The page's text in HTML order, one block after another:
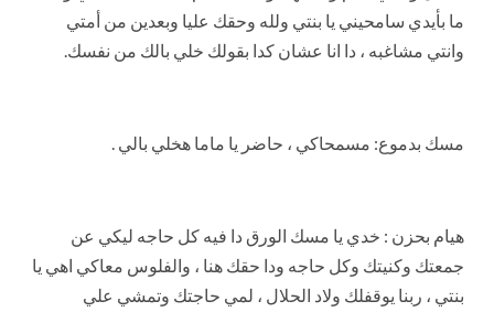
ما بأيدي سامحيني يا بنتي ولله وحقك عليا وبعدين من أمتي
وانتي مشاغبه ، دا انا عشان كدا بقولك خلي بالك من نفسك.
مسك بدموع: مسمحاكي ، حاضر يا ماما هخلي بالي .
هيام بحزن : خدي يا مسك الورق دا فيه كل حاجه ليكي عن
جمعتك وكنيتك وكل حاجه ودا حقك هنا ، والفلوس معاكي اهي يا
بنتي ، ربنا يوقفلك ولاد الحلال ، لمي حاجتك وتمشي علي